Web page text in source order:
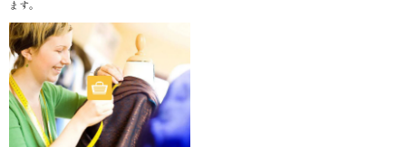
ます。